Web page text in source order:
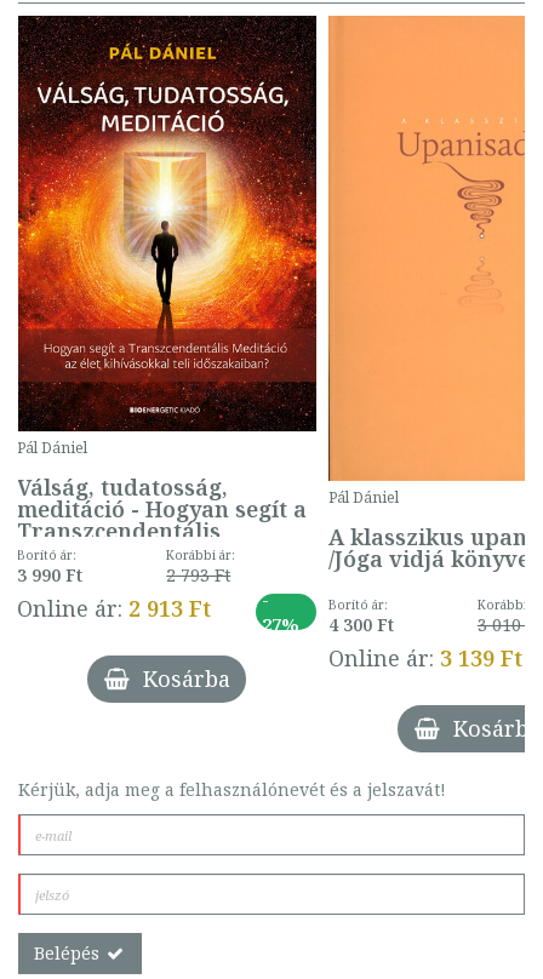
Pál Dániel
Válság, tudatosság,
meditáció - Hogyan segít a
Transzcendentális
Meditáció az élet
kihívásokkal teli
időszakaiban?
Borító ár:
3 990 Ft
Korábbi ár:
2 793 Ft
Online ár: 2 913 Ft
-
27%
Kosárba
Pál Dániel
A klasszikus
/Jóga vidjá könyvek
Borító ár:
4 300 Ft
Korábbi
3 010 Ft
Online ár: 3 139 Ft
Kosárba
Kérjük, adja meg a felhasználónevét és a jelszavát!
Belépés